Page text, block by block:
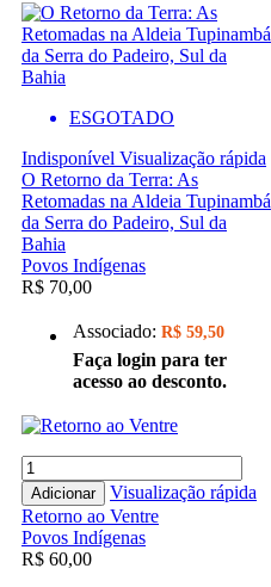
ESGOTADO
Indisponível Visualização rápida
O Retorno da Terra: As
Retomadas na Aldeia Tupinambá
da Serra do Padeiro, Sul da
Bahia
Povos Indígenas
R$ 70,00
Associado: R$ 59,50
Faça login para ter
acesso ao desconto.
Adicionar
Visualização rápida
Retorno ao Ventre
Povos Indígenas
R$ 60,00